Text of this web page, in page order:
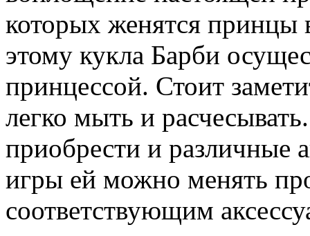
которых женятся принцы
этому кукла Барби
принцессой. Стоит
легко мыть и
приобрести и различные
игры ей можно менять
соответствующим